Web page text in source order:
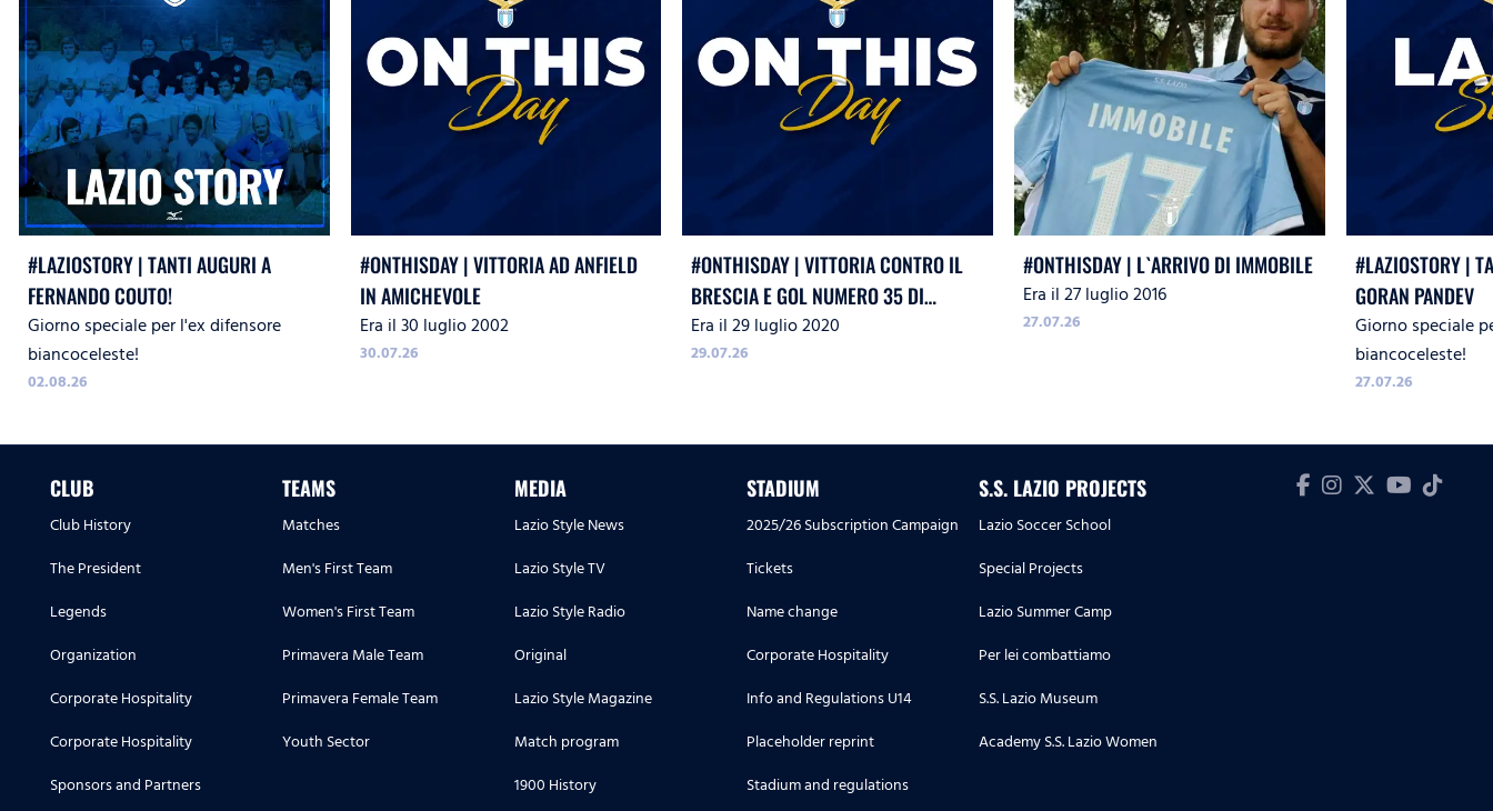
#LAZIOSTORY | TANTI AUGURI A
FERNANDO COUTO!
Giorno speciale per l'ex difensore
biancoceleste!
02.08.26
#ONTHISDAY | VITTORIA AD ANFIELD
IN AMICHEVOLE
Era il 30 luglio 2002
30.07.26
#ONTHISDAY | VITTORIA CONTRO IL
BRESCIA E GOL NUMERO 35 DI
IMMOBILE
Era il 29 luglio 2020
29.07.26
#ONTHISDAY | L`ARRIVO DI IMMOBILE
Era il 27 luglio 2016
27.07.26
#LAZIOSTORY |
GORAN PANDEV
Giorno speciale
biancoceleste!
27.07.26
CLUB
Club History
The President
Legends
Organization
Corporate Hospitality
Corporate Hospitality
Sponsors and Partners
TEAMS
Matches
Men's First Team
Women's First Team
Primavera Male Team
Primavera Female Team
Youth Sector
MEDIA
Lazio Style News
Lazio Style TV
Lazio Style Radio
Original
Lazio Style Magazine
Match program
1900 History
STADIUM
2025/26 Subscription Campaign
Tickets
Name change
Corporate Hospitality
Info and Regulations U14
Placeholder reprint
Stadium and regulations
S.S. LAZIO PROJECTS
Lazio Soccer School
Special Projects
Lazio Summer Camp
Per lei combattiamo
S.S. Lazio Museum
Academy S.S. Lazio Women